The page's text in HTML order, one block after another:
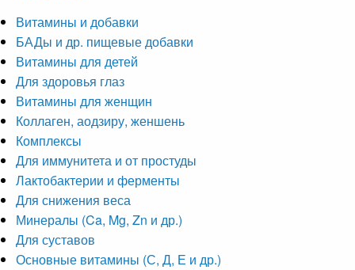
Витамины и добавки
БАДы и др. пищевые добавки
Витамины для детей
Для здоровья глаз
Витамины для женщин
Коллаген, аодзиру, женшень
Комплексы
Для иммунитета и от простуды
Лактобактерии и ферменты
Для снижения веса
Минералы (Ca, Mg, Zn и др.)
Для суставов
Основные витамины (С, Д, Е и др.)